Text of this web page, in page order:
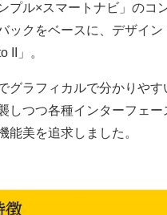
プル×スマートナビ」のコ
ックをベースに、デザイン
II」。
グラフィカルで分かりやす
しつつ各種インターフェー
美を追求しました。